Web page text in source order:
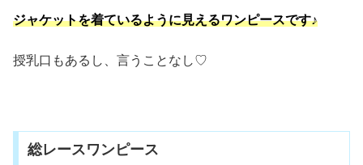
ジャケットを着ているように見えるワンピースです♪
授乳口もあるし、言うことなし♡
総レースワンピース